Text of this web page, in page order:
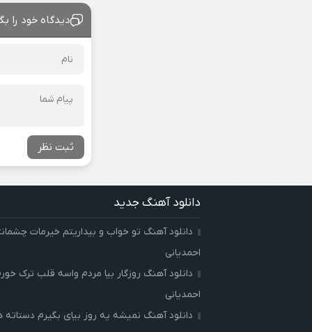
دیدگاه خود را
ثبت نظر
دانلود آهنگ جدید
دانلود آهنگ تو خواب و بیداریتم خیرمات
احمدیانی
دانلود آهنگ روزگار بیا مردم واسه قلب ترک
احمدیانی
دانلود آهنگ نمیشه یه روز بیای بگیرم